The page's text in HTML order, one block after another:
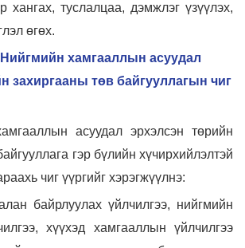
хангах, туслалцаа, дэмжлэг үзүүлэх,
өгөх.
Нийгмийн хамгааллын асуудал
захиргааны төв байгууллагын чиг
асуудал эрхэлсэн төрийн
гэр бүлийн хүчирхийлэлтэй
чиг үүргийг хэрэгжүүлнэ:
байрлуулах үйлчилгээ, нийгмийн
хүүхэд хамгааллын үйлчилгээ